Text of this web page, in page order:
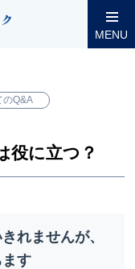
MENU
身長の悩みについてのQ&A
のQ&A
役に立つ？
れませんが、
す